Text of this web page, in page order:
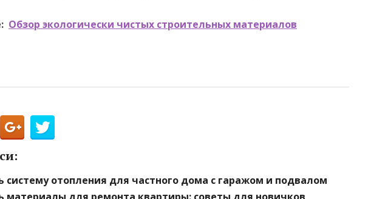
Обзор экологически чистых строительных материалов
систему отопления для частного дома с гаражом и подвалом